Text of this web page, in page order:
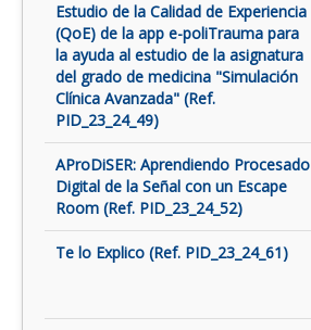
Estudio de la Calidad de Experiencia
(QoE) de la app e-poliTrauma para
la ayuda al estudio de la asignatura
del grado de medicina "Simulación
Clínica Avanzada" (Ref.
PID_23_24_49)
AProDiSER: Aprendiendo Procesado
Digital de la Señal con un Escape
Room (Ref. PID_23_24_52)
Te lo Explico (Ref. PID_23_24_61)